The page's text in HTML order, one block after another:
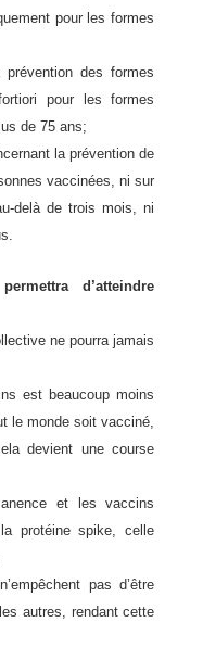
pour les formes
des formes
pour les formes
de 75 ans;
la prévention de
vaccinées, ni sur
delà de trois mois, ni
d’atteindre
ne pourra jamais
est beaucoup moins
le monde soit vacciné,
devient une course
et les vaccins
protéine spike, celle
pas d’être
autres, rendant cette